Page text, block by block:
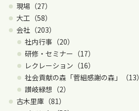
現場（27）
大工（58）
会社（203）
社内行事（20）
研修・セミナー（17）
レクレーション（16）
社会貢献の森「菅組感謝の森」（13）
讃岐緑想（2）
古木里庫（81）